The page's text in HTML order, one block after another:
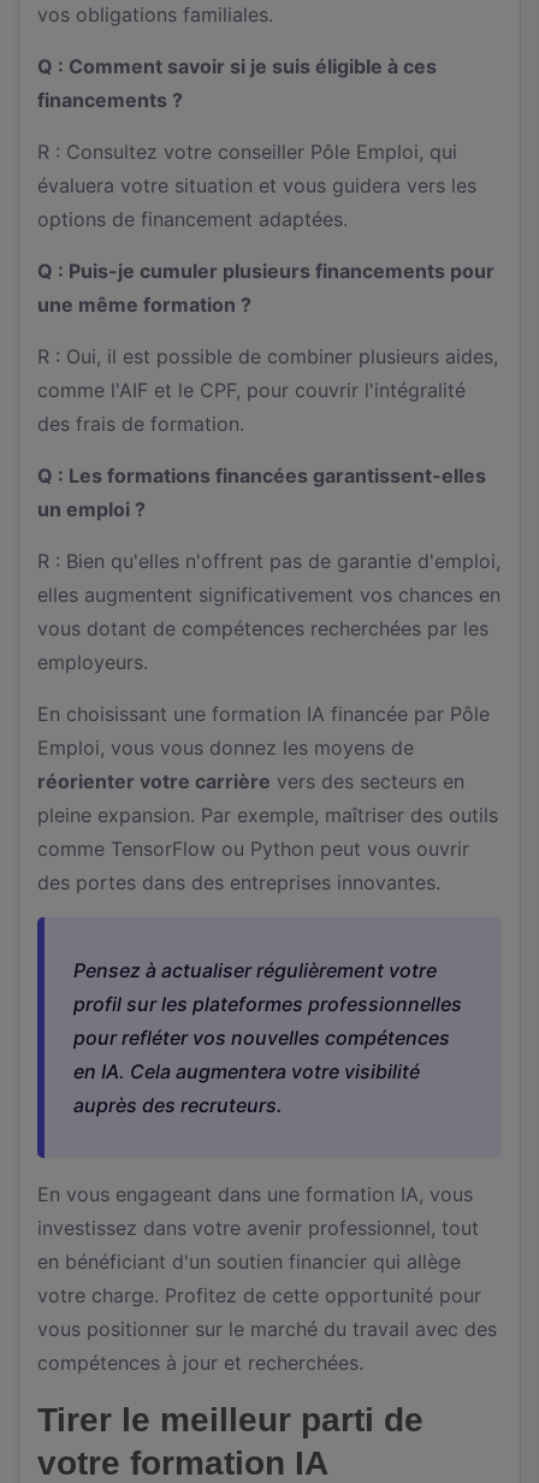
vos obligations familiales.
Q : Comment savoir si je suis éligible à ces
financements ?
R : Consultez votre conseiller Pôle Emploi, qui
évaluera votre situation et vous guidera vers les
options de financement adaptées.
Q : Puis-je cumuler plusieurs financements pour
une même formation ?
R : Oui, il est possible de combiner plusieurs aides,
comme l'AIF et le CPF, pour couvrir l'intégralité
des frais de formation.
Q : Les formations financées garantissent-elles
un emploi ?
R : Bien qu'elles n'offrent pas de garantie d'emploi,
elles augmentent significativement vos chances en
vous dotant de compétences recherchées par les
employeurs.
En choisissant une formation IA financée par Pôle
Emploi, vous vous donnez les moyens de
réorienter votre carrière vers des secteurs en
pleine expansion. Par exemple, maîtriser des outils
comme TensorFlow ou Python peut vous ouvrir
des portes dans des entreprises innovantes.
Pensez à actualiser régulièrement votre
profil sur les plateformes professionnelles
pour refléter vos nouvelles compétences
en IA. Cela augmentera votre visibilité
auprès des recruteurs.
En vous engageant dans une formation IA, vous
investissez dans votre avenir professionnel, tout
en bénéficiant d'un soutien financier qui allège
votre charge. Profitez de cette opportunité pour
vous positionner sur le marché du travail avec des
compétences à jour et recherchées.
Tirer le meilleur parti de
votre formation IA